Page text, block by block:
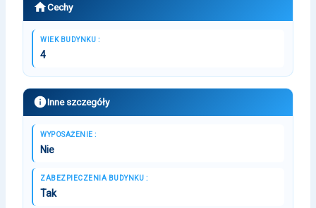
Cechy
WIEK BUDYNKU :
4
Inne szczegóły
WYPOSAŻENIE :
Nie
ZABEZPIECZENIA BUDYNKU :
Tak